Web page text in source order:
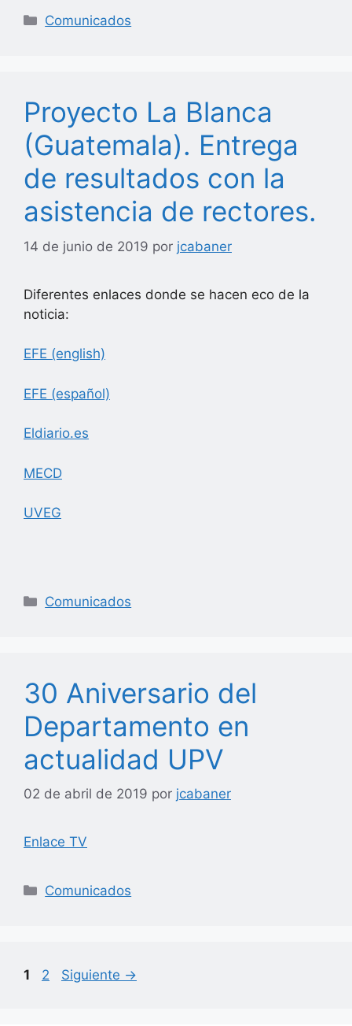
Categorías
Comunicados
Proyecto La Blanca
(Guatemala). Entrega
de resultados con la
asistencia de rectores.
14 de junio de 2019 por jcabaner
Diferentes enlaces donde se hacen eco de la
noticia:
EFE (english)
EFE (español)
Eldiario.es
MECD
UVEG
Categorías
Comunicados
30 Aniversario del
Departamento en
actualidad UPV
02 de abril de 2019 por jcabaner
Enlace TV
Categorías
Comunicados
Página
1 Página
2 Siguiente →